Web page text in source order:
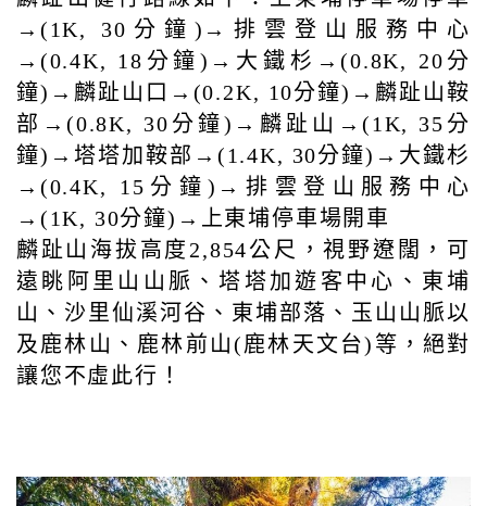
→(1K, 30分鐘)→排雲登山服務中心
→(0.4K, 18分鐘)→大鐵杉→(0.8K, 20分
鐘)→麟趾山口→(0.2K, 10分鐘)→麟趾山鞍
部→(0.8K, 30分鐘)→麟趾山→(1K, 35分
鐘)→塔塔加鞍部→(1.4K, 30分鐘)→大鐵杉
→(0.4K, 15分鐘)→排雲登山服務中心
→(1K, 30分鐘)→上東埔停車場開車
麟趾山海拔高度2,854公尺，視野遼闊，可
遠眺阿里山山脈、塔塔加遊客中心、東埔
山、沙里仙溪河谷、東埔部落、玉山山脈以
及鹿林山、鹿林前山(鹿林天文台)等，絕對
讓您不虛此行！